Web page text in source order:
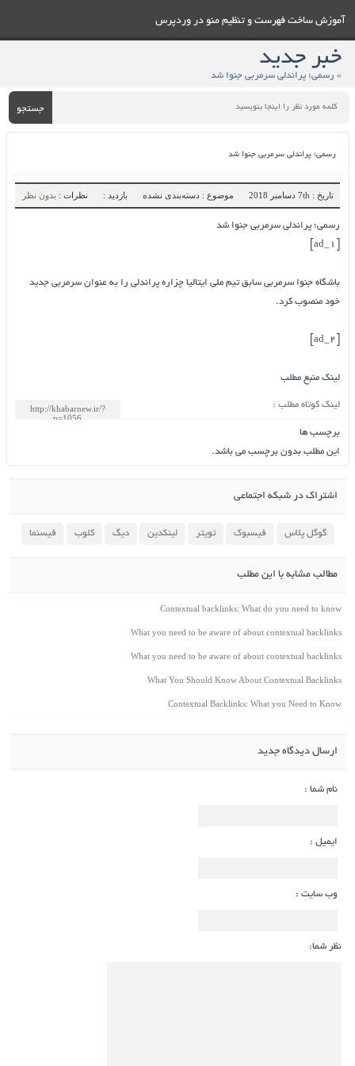
آموزش ساخت فهرست و تنظيم منو در وردپرس
خبر جدید
» رسمی؛ پراندلی سرمربی جنوا شد
جستجو
رسمی؛ پراندلی سرمربی جنوا شد
تاریخ : 7th دسامبر 2018 موضوع : دسته‌بندی نشده بازدید : نظرات : بدون نظر
رسمی؛ پراندلی سرمربی جنوا شد
باشگاه جنوا سرمربی سابق تیم ملی ایتالیا چزاره پراندلی را به عنوان سرمربی جدید
خود منصوب کرد.
لینک منبع مطلب
لینک کوتاه مطلب :
برچسب ها
این مطلب بدون برچسب می باشد.
اشتراک در شبکه اجتماعی
گوگل پلاس فیسبوک تویتر لینکدین دیگ کلوب فیسنما
مطالب مشابه با این مطلب
Contextual backlinks: What do you need to know
What you need to be aware of about contextual backlinks
What you need to be aware of about contextual backlinks
What You Should Know About Contextual Backlinks
Contextual Backlinks: What you Need to Know
ارسال دیدگاه جدید
نام شما :
ایمیل :
وب سایت :
نظر شما: